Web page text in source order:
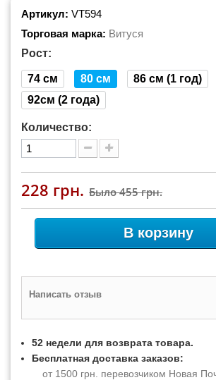
Артикул: VT594
Торговая марка: Витуся
Рост:
74 см 80 см
86 см (1 год)
92см (2 года)
Количество:
228 грн. Было455 грн.
В корзину
Написать отзыв
52 недели для возврата товара.
Бесплатная доставка заказов:
от 1500 грн. перевозчиком Новая